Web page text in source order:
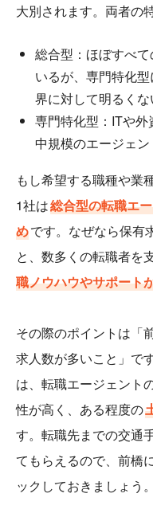
大別されます。両者の
総合型：ほぼすべ
いるが、専門特化
界に対して明るくな
専門特化型：ITや
中規模のエージェ
もし希望する職種や業
1社は総合型の転職エ
めです。なぜなら保有
と、数多くの転職者を
職ノウハウやサポート
その際のポイントは「
求人数が多いこと」で
は、転職エージェント
性が高く、ある程度の
す。転職先までの交通
てもらえるので、前橋
ックしておきましょう。